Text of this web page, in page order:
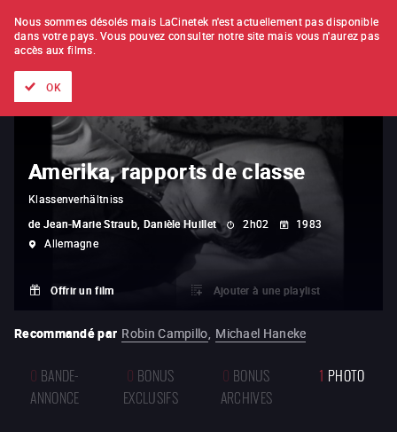
À L'UNITÉ ABONNEMENT
Amerika, rapports de classe
Klassenverhältniss
de Jean-Marie Straub, Danièle Huillet 2h02
1983
Allemagne
Offrir un film Ajouter à une playlist
Recommandé par Robin Campillo, Michael Haneke
0 BANDE-
ANNONCE
0 BONUS
EXCLUSIFS
0 BONUS
ARCHIVES
1 PHOTO
Nous sommes désolés mais LaCinetek n'est actuellement pas disponible
dans votre pays. Vous pouvez consulter notre site mais vous n'aurez pas
accès aux films.
OK